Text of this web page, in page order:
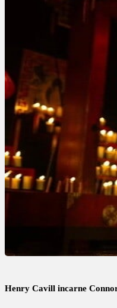
Henry Cavill incarne